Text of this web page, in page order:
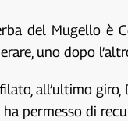
del Mugello è
uno dopo
all’ultimo
permesso di